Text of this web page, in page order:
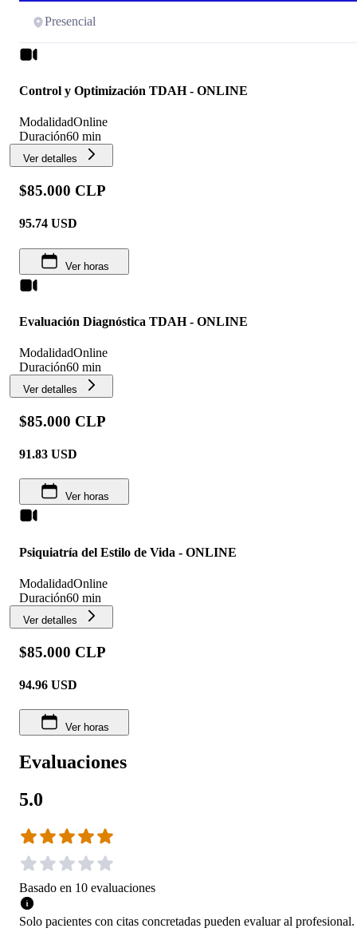
Presencial
Control y Optimización TDAH - ONLINE
ModalidadOnline
Duración60 min
Ver detalles
$85.000 CLP
95.74 USD
Ver horas
Evaluación Diagnóstica TDAH - ONLINE
ModalidadOnline
Duración60 min
Ver detalles
$85.000 CLP
91.83 USD
Ver horas
Psiquiatría del Estilo de Vida - ONLINE
ModalidadOnline
Duración60 min
Ver detalles
$85.000 CLP
94.96 USD
Ver horas
Evaluaciones
5.0
Basado en 10 evaluaciones
Solo pacientes con citas concretadas pueden evaluar al profesional.